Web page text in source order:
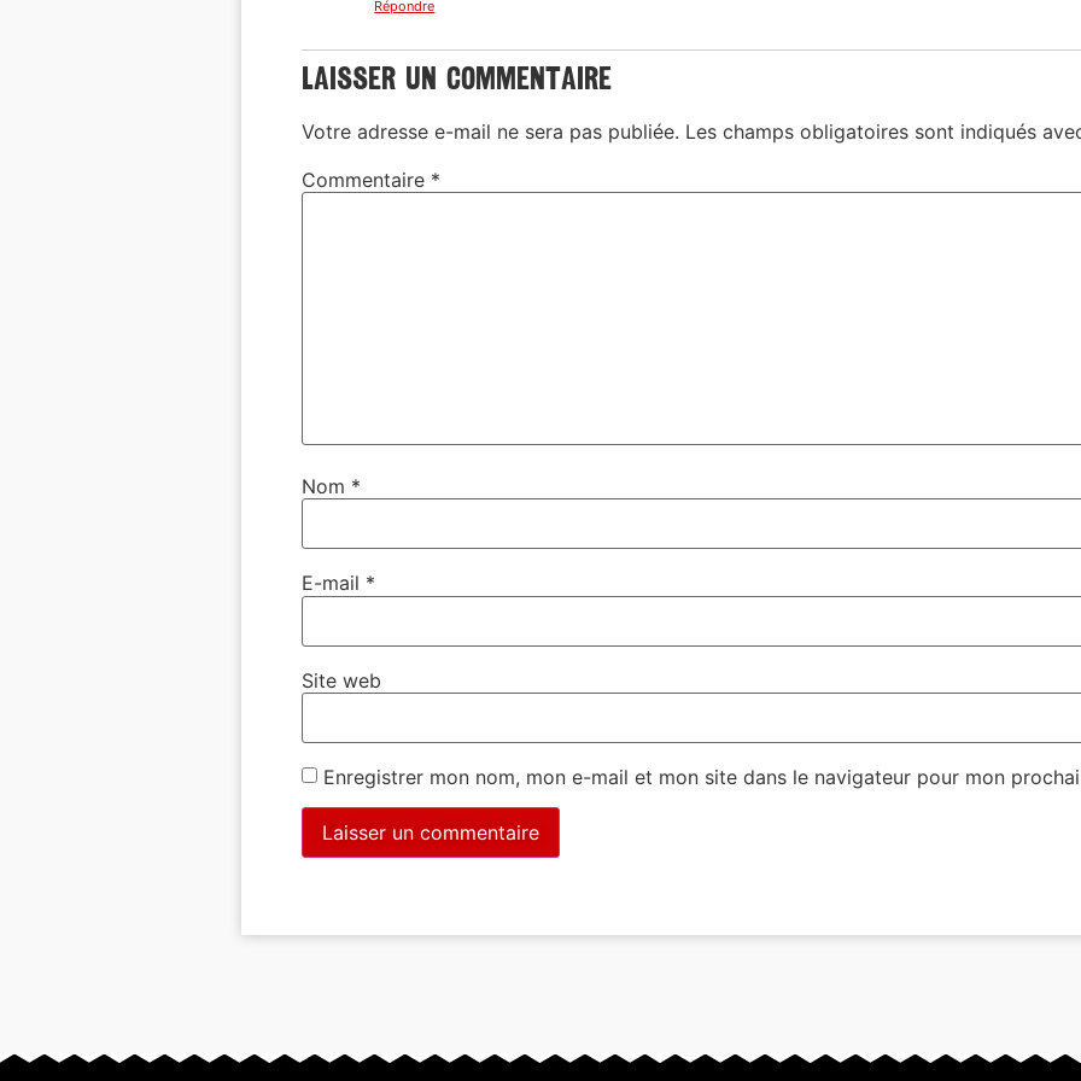
Répondre
Laisser un commentaire
Votre adresse e-mail ne sera pas publiée. Les champs obligatoires sont indiqués
Commentaire *
Nom *
E-mail *
Site web
Enregistrer mon nom, mon e-mail et mon site dans le navigateur pour mon